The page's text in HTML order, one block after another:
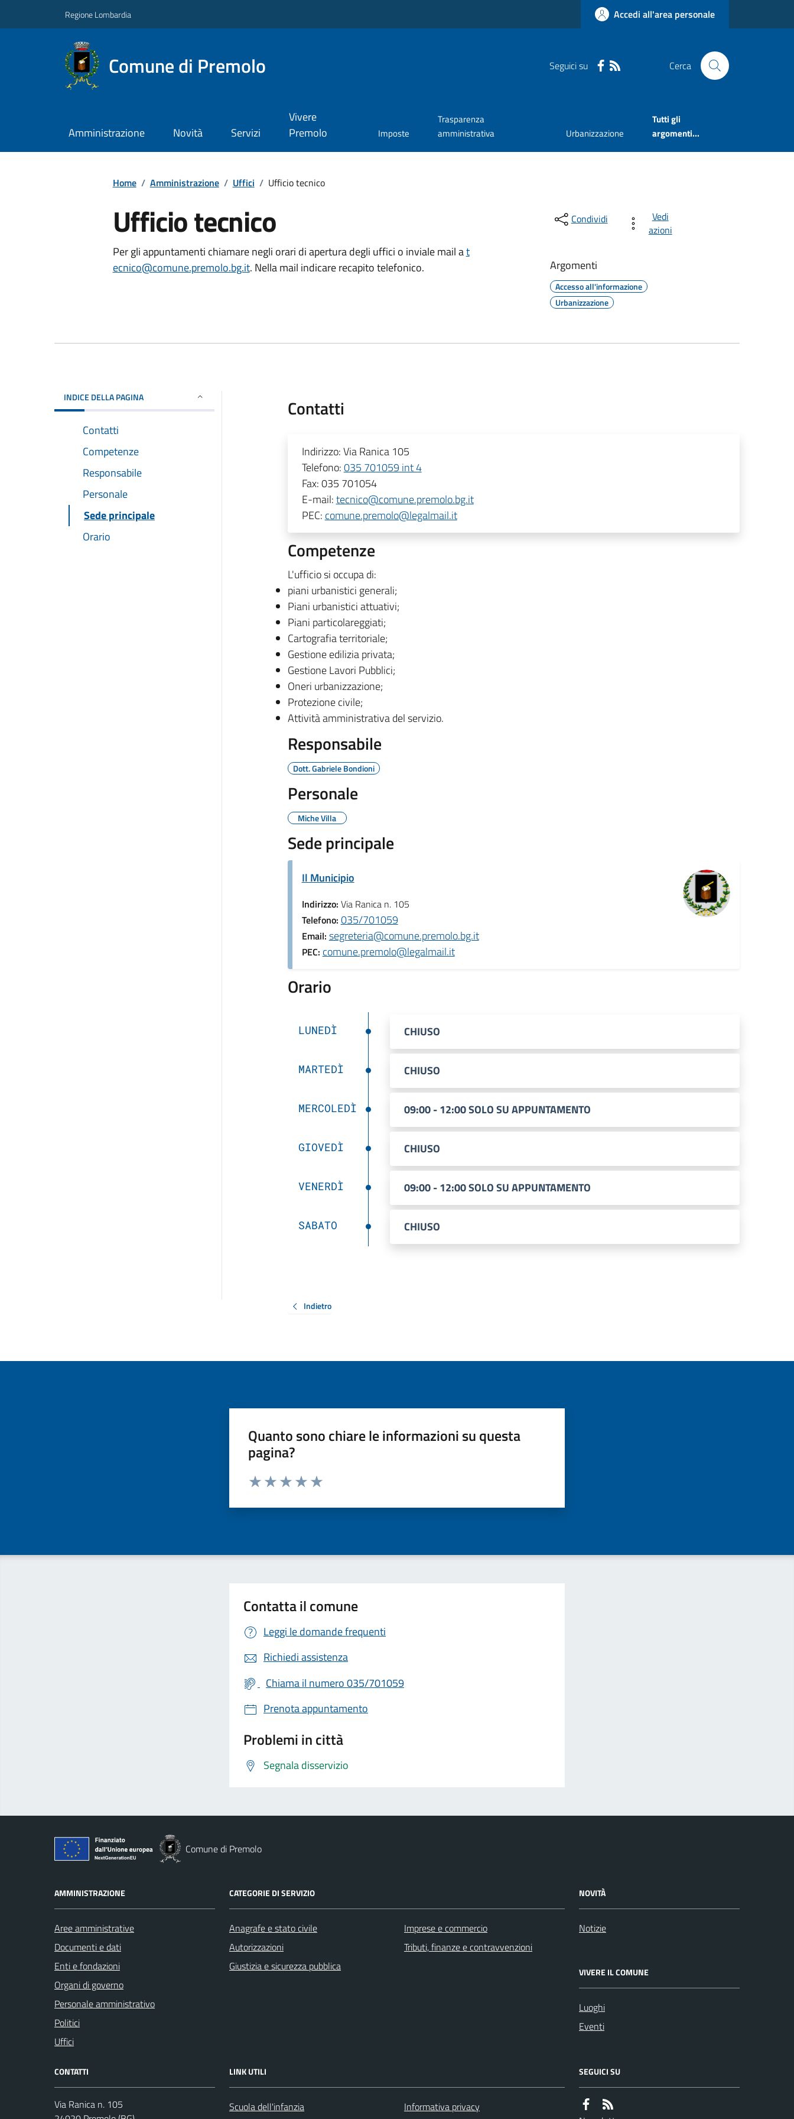
Regione Lombardia Accedi all'area personale
Comune di Premolo Seguici su Cerca
Amministrazione Novità Servizi
Vivere
Premolo
Imposte
Trasparenza
amministrativa
Urbanizzazione
Tutti gli
argomenti...
Home / Amministrazione / Uffici / Ufficio tecnico
Ufficio tecnico
Per gli appuntamenti chiamare negli orari di apertura degli uffici o inviale mail at
ecnico@comune.premolo.bg.it. Nella mail indicare recapito telefonico.
Condividi
Vedi
azioni
Argomenti
Accesso all'informazione
Urbanizzazione
INDICE DELLA PAGINA
Contatti
Competenze
Responsabile
Personale
Sede principale
Orario
Contatti
Indirizzo:Via Ranica 105
Telefono:035 701059 int 4
Fax:035 701054
E-mail:tecnico@comune.premolo.bg.it
PEC: comune.premolo@legalmail.it
Competenze
L'ufficio si occupa di:
piani urbanistici generali;
Piani urbanistici attuativi;
Piani particolareggiati;
Cartografia territoriale;
Gestione edilizia privata;
Gestione Lavori Pubblici;
Oneri urbanizzazione;
Protezione civile;
Attività amministrativa del servizio.
Responsabile
Dott. Gabriele Bondioni
Personale
Miche Villa
Sede principale
Il Municipio
Indirizzo: Via Ranica n. 105
Telefono: 035/701059
Email: segreteria@comune.premolo.bg.it
PEC: comune.premolo@legalmail.it
Orario
LUNEDÌ CHIUSO
MARTEDÌ CHIUSO
MERCOLEDÌ 09:00 - 12:00 SOLO SU APPUNTAMENTO
GIOVEDÌ CHIUSO
VENERDÌ 09:00 - 12:00 SOLO SU APPUNTAMENTO
SABATO CHIUSO
Indietro
Quanto sono chiare le informazioni su questa
pagina?
Valuta da 1 a 5 stelle la pagina
Contatta il comune
Leggi le domande frequenti
Richiedi assistenza
Chiama il numero 035/701059
Prenota appuntamento
Problemi in città
Segnala disservizio
Comune di Premolo
AMMINISTRAZIONE
Aree amministrative
Documenti e dati
Enti e fondazioni
Organi di governo
Personale amministrativo
Politici
Uffici
CATEGORIE DI SERVIZIO
Anagrafe e stato civile
Autorizzazioni
Giustizia e sicurezza pubblica
Imprese e commercio
Tributi, finanze e contravvenzioni
NOVITÀ
Notizie
VIVERE IL COMUNE
Luoghi
Eventi
CONTATTI
Via Ranica n. 105
LINK UTILI
Scuola dell'infanzia
Informativa privacy
SEGUICI SU